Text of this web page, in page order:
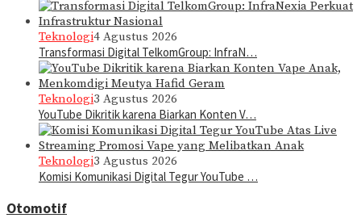
Teknologi4 Agustus 2026
Transformasi Digital TelkomGroup: InfraN…
Teknologi3 Agustus 2026
YouTube Dikritik karena Biarkan Konten V…
Teknologi3 Agustus 2026
Komisi Komunikasi Digital Tegur YouTube …
Otomotif